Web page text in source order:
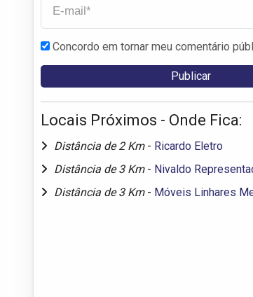
Concordo em tornar meu comentário
Locais Próximos - Onde Fica:
Distância de 2 Km - Ricardo Eletro
Distância de 3 Km - Nivaldo
Distância de 3 Km - Móveis Linhares